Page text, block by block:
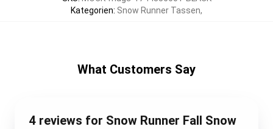
Kategorien: Snow Runner Tassen,
What Customers Say
4 reviews for Snow Runner Fall Snow